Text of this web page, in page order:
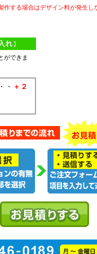
する場合はデザイン料が発生し
れ）
ができま
・ ＋２